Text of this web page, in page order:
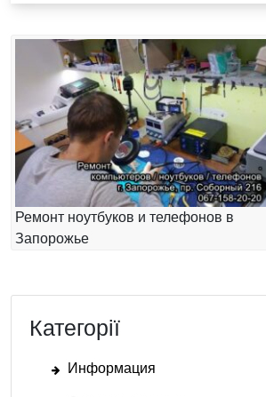
Ремонт ноутбуков и телефонов в
Запорожье
Категорії
Информация